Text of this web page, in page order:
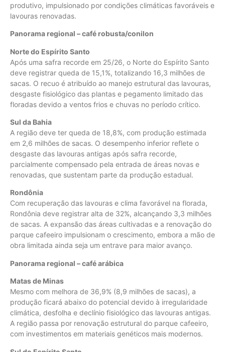
produtivo, impulsionado por condições climáticas favoráveis e
lavouras renovadas.
Panorama regional – café robusta/conilon
Norte do Espírito Santo
Após uma safra recorde em 25/26, o Norte do Espírito Santo
deve registrar queda de 15,1%, totalizando 16,3 milhões de
sacas. O recuo é atribuído ao manejo estrutural das lavouras,
desgaste fisiológico das plantas e pegamento limitado das
floradas devido a ventos frios e chuvas no período crítico.
Sul da Bahia
A região deve ter queda de 18,8%, com produção estimada
em 2,6 milhões de sacas. O desempenho inferior reflete o
desgaste das lavouras antigas após safra recorde,
parcialmente compensado pela entrada de áreas novas e
renovadas, que sustentam parte da produção estadual.
Rondônia
Com recuperação das lavouras e clima favorável na florada,
Rondônia deve registrar alta de 32%, alcançando 3,3 milhões
de sacas. A expansão das áreas cultivadas e a renovação do
parque cafeeiro impulsionam o crescimento, embora a mão de
obra limitada ainda seja um entrave para maior avanço.
Panorama regional – café arábica
Matas de Minas
Mesmo com melhora de 36,9% (8,9 milhões de sacas), a
produção ficará abaixo do potencial devido à irregularidade
climática, desfolha e declínio fisiológico das lavouras antigas.
A região passa por renovação estrutural do parque cafeeiro,
com investimentos em materiais genéticos mais modernos.